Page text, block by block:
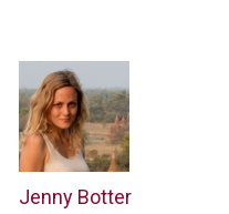
Jenny Botter